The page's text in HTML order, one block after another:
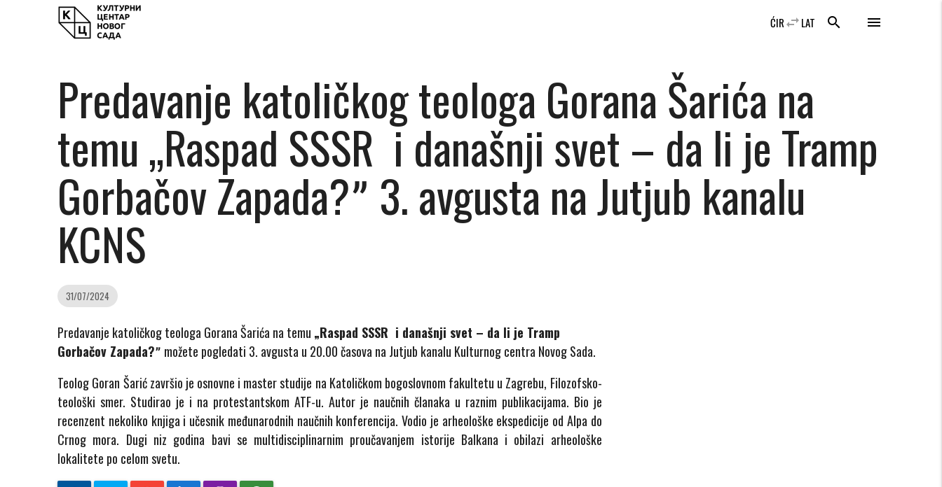
menu
search
LAT
swap_horiz
ĆIR
Predavanje katoličkog teologa Gorana Šarića na
temu „Raspad SSSR i današnji svet – da li je Tramp
Gorbačov Zapada?ˮ 3. avgusta na Jutjub kanalu
KCNS
31/07/2024
Predavanje katoličkog teologa Gorana Šarića na temu „Raspad SSSR i današnji svet – da li je Tramp
Gorbačov Zapada?ˮ možete pogledati 3. avgusta u 20.00 časova na Jutjub kanalu Kulturnog centra Novog Sada.
Teolog Goran Šarić završio je osnovne i master studije na Katoličkom bogoslovnom fakultetu u Zagrebu, Filozofsko-
teološki smer. Studirao je i na protestantskom ATF-u. Autor je naučnih članaka u raznim publikacijama. Bio je
recenzent nekoliko knjiga i učesnik međunarodnih naučnih konferencija. Vodio je arheološke ekspedicije od Alpa do
Crnog mora. Dugi niz godina bavi se multidisciplinarnim proučavanjem istorije Balkana i obilazi arheološke
lokalitete po celom svetu.